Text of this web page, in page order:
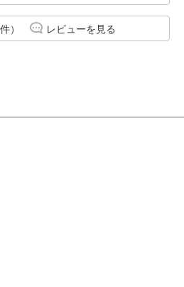
） レビューを見る